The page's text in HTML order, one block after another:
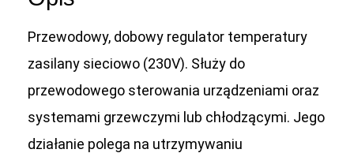
Przewodowy, dobowy regulator temperatury
zasilany sieciowo (230V). Służy do
przewodowego sterowania urządzeniami oraz
systemami grzewczymi lub chłodzącymi. Jego
działanie polega na utrzymywaniu